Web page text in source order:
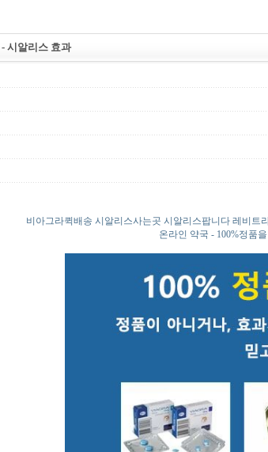
시알리스 효과
비아그라퀵배송 시알리스사는곳 시알리스팝니다 레비트
온라인 약국 - 100%정품